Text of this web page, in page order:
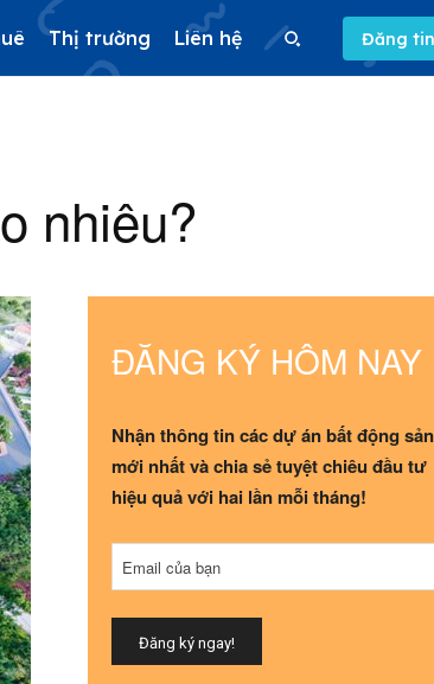
Thị trường Liên hệ Đăng
nhiêu?
ĐĂNG KÝ HÔM NAY
Nhận thông tin các dự án bất động sản
mới nhất và chia sẻ tuyệt chiêu đầu tư
hiệu quả với hai lần mỗi tháng!
Email
Email của bạn
Đăng ký ngay!